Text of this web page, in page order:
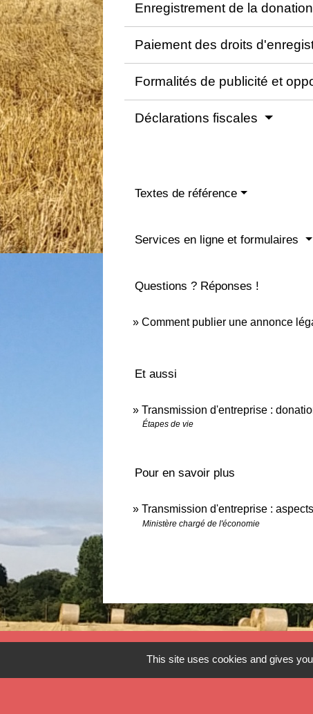
Enregistrement de la
Paiement des droits
Formalités de publicité et
Déclarations fiscales
Textes de référence
Services en ligne et formulaires
Questions ? Réponses !
Comment publier une annonce
Et aussi
Transmission d'entreprise :
Étapes de vie
Pour en savoir plus
Transmission d'entreprise :
Ministère chargé de l'économie
Contact
This site uses cookies and gives